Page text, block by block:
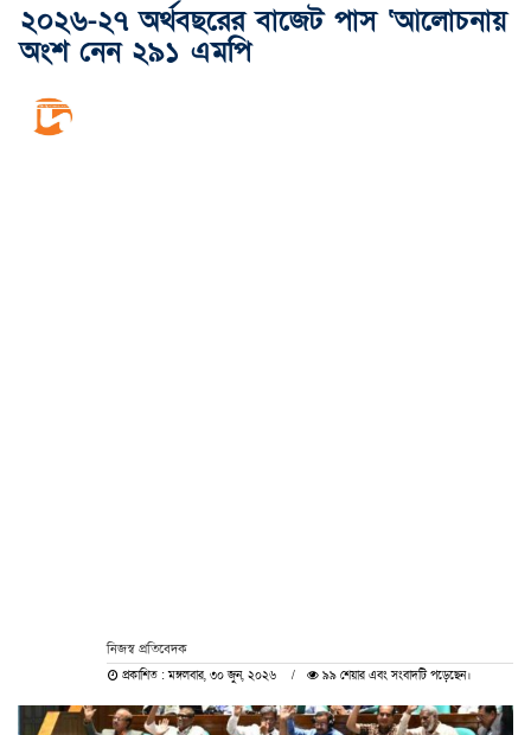
২০২৬-২৭ অর্থবছরের বাজেট পাস ‘আলোচনায়
অংশ নেন ২৯১ এমপি
নিজস্ব প্রতিবেদক
প্রকাশিত : মঙ্গলবার, ৩০ জুন, ২০২৬ ৯৯ শেয়ার এবং সংবাদটি পড়েছেন।